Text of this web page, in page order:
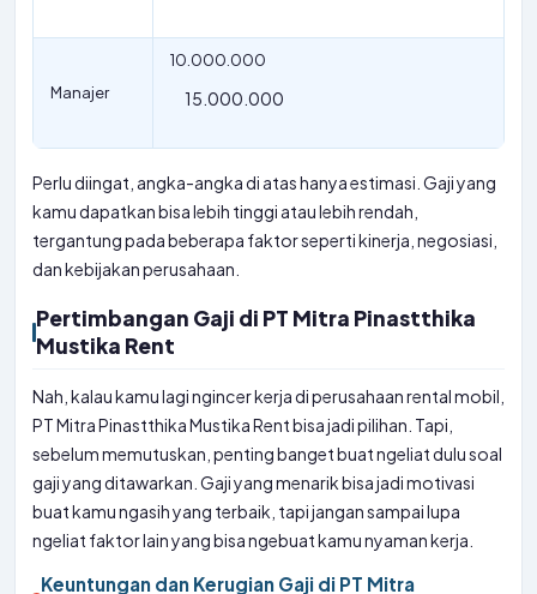
Manajer
10.000.000
15.000.000
Perlu diingat, angka-angka di atas hanya estimasi. Gaji yang
kamu dapatkan bisa lebih tinggi atau lebih rendah,
tergantung pada beberapa faktor seperti kinerja, negosiasi,
dan kebijakan perusahaan.
Pertimbangan Gaji di PT Mitra Pinastthika
Mustika Rent
Nah, kalau kamu lagi ngincer kerja di perusahaan rental mobil,
PT Mitra Pinastthika Mustika Rent bisa jadi pilihan. Tapi,
sebelum memutuskan, penting banget buat ngeliat dulu soal
gaji yang ditawarkan. Gaji yang menarik bisa jadi motivasi
buat kamu ngasih yang terbaik, tapi jangan sampai lupa
ngeliat faktor lain yang bisa ngebuat kamu nyaman kerja.
Keuntungan dan Kerugian Gaji di PT Mitra